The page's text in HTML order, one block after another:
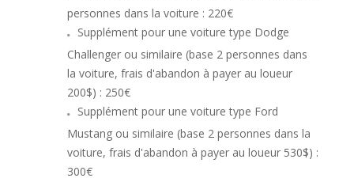
personnes dans la voiture : 220€
Supplément pour une voiture type Dodge
Challenger ou similaire (base 2 personnes dans
la voiture, frais d'abandon à payer au loueur
200$) : 250€
Supplément pour une voiture type Ford
Mustang ou similaire (base 2 personnes dans la
voiture, frais d'abandon à payer au loueur 530$) :
300€